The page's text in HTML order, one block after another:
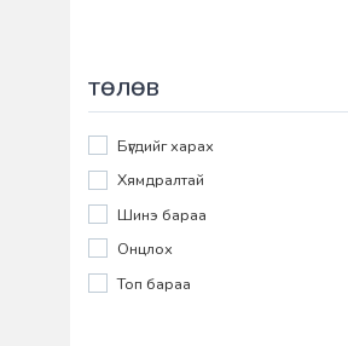
ТӨЛӨВ
Бүгдийг харах
Хямдралтай
Шинэ бараа
Онцлох
Топ бараа